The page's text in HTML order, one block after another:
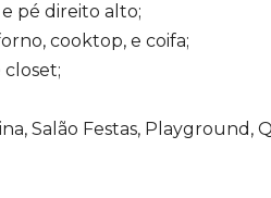
pé direito alto;
cooktop, e coifa;
Salão Festas, Playground,